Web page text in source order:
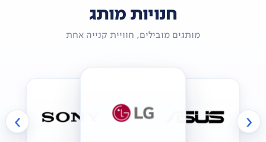
חנויות מותג
מותגים מובילים, חוויית קנייה אחת
‹
›